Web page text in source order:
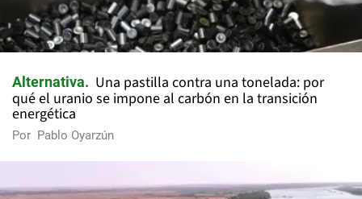
Alternativa
Una pastilla contra una tonelada: por
qué el uranio se impone al carbón en la transición
energética
Por Pablo Oyarzún